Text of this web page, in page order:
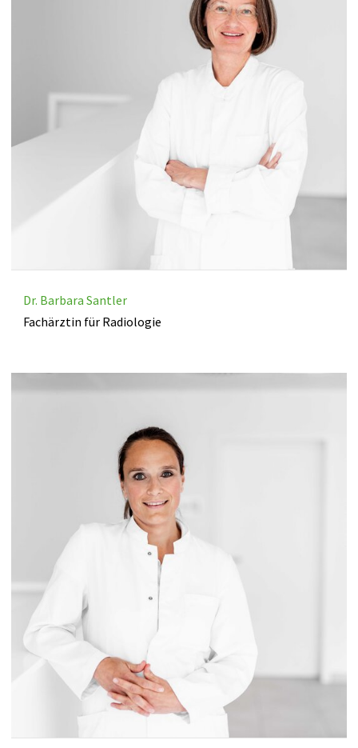
Dr. Barbara Santler
Fachärztin für Radiologie